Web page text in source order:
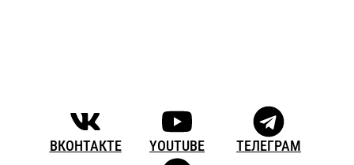
ВКОНТАКТЕ YOUTUBE ТЕЛЕГРАМ